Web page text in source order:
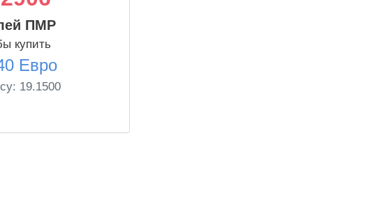
ПМР
купить
Евро
19.1500